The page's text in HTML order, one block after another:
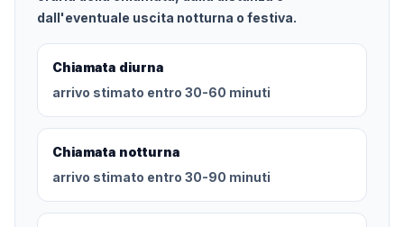
dall'eventuale uscita notturna o festiva.
Chiamata diurna
arrivo stimato entro 30-60 minuti
Chiamata notturna
arrivo stimato entro 30-90 minuti